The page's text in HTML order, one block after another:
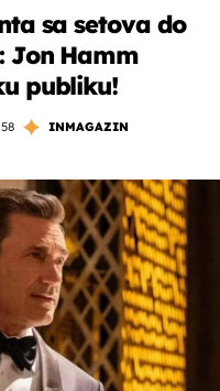
sa setova do
Jon Hamm
publiku!
INMAGAZIN